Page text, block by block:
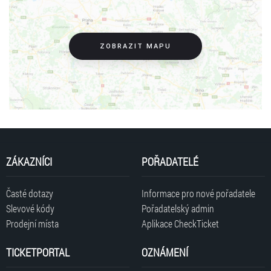
lidskosti, upřímnosti a emocích, které vybízejí k naslouchání a
prožívání vděčnosti a tiché radosti z Vánoc, které jsou samy o sobě
plné naděje a lásky.
ZOBRAZIT MAPU
ZÁKAZNÍCI
Časté dotazy
Slevové kódy
Prodejní místa
POŘADATELÉ
Informace pro nové pořadatele
Pořadatelský admin
Aplikace CheckTicket
TICKETPORTAL OZNÁMENÍ